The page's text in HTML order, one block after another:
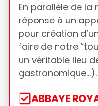
En parallèle de la
réponse à un
pour création
faire de notre
un véritable lieu
gastronomique…).
ABBAYE